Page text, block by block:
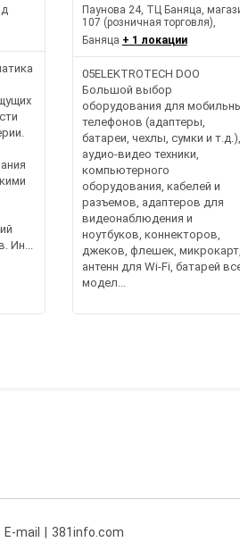
Ин...
Паунова 24, ТЦ Баняца,
107 (розничная торговля),
Баняца + 1 локации
05ELEKTROTECH DOO
Большой выбор
оборудования для
телефонов (адаптеры,
батареи, чехлы, сумки и т.д.),
аудио-видео техники,
компьютерного
оборудования, кабелей и
разъемов, адаптеров для
видеонаблюдения и
ноутбуков, коннекторов,
джеков, флешек, микрокарт,
антенн для Wi-Fi, батарей
модел...
E-mail 381info.com